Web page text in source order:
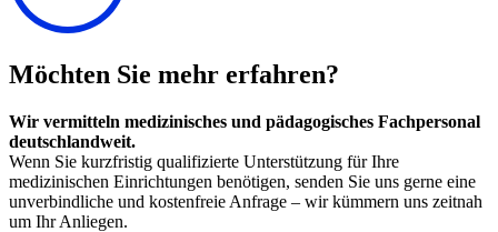
Möchten Sie mehr erfahren?
Wir vermitteln medizinisches und pädagogisches Fachpersonal
deutschlandweit.
Wenn Sie kurzfristig qualifizierte Unterstützung für Ihre
medizinischen Einrichtungen benötigen, senden Sie uns gerne eine
unverbindliche und kostenfreie Anfrage – wir kümmern uns zeitnah
um Ihr Anliegen.